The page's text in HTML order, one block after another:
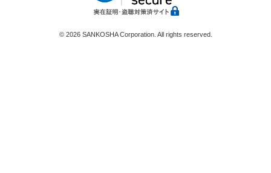
© 2026 SANKOSHA Corporation. All rights reserved.